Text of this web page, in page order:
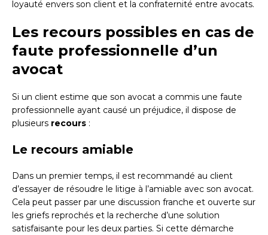
loyauté envers son client et la confraternité entre avocats.
Les recours possibles en cas de
faute professionnelle d’un
avocat
Si un client estime que son avocat a commis une faute
professionnelle ayant causé un préjudice, il dispose de
plusieurs recours :
Le recours amiable
Dans un premier temps, il est recommandé au client
d’essayer de résoudre le litige à l’amiable avec son avocat.
Cela peut passer par une discussion franche et ouverte sur
les griefs reprochés et la recherche d’une solution
satisfaisante pour les deux parties. Si cette démarche